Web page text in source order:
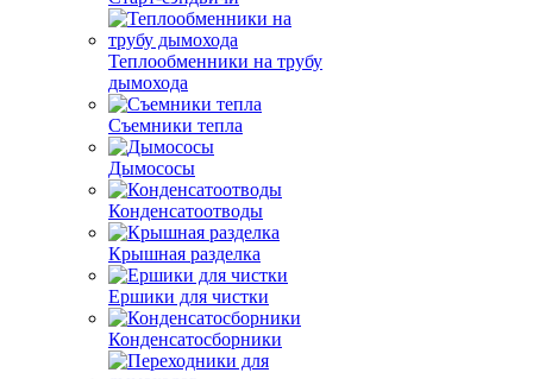
Теплообменники на трубу
дымохода
Съемники тепла
Дымососы
Конденсатоотводы
Крышная разделка
Ершики для чистки
Конденсатосборники